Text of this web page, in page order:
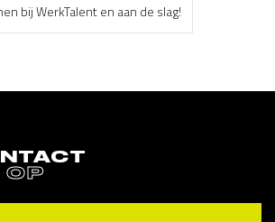
bij WerkTalent en aan de slag!
OP